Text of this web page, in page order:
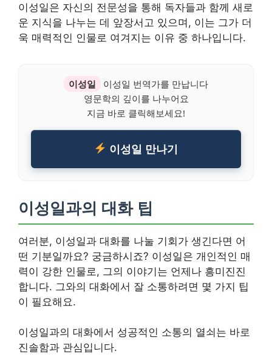
이성일은 자신의 전문성을 통해 독자들과 함께 새로
운 지식을 나누는 데 앞장서고 있으며, 이는 그가 더
욱 매력적인 인물로 여겨지는 이유 중 하나입니다.
이성일
이성일 번역가를 만납니다
영문학의 깊이를 나누어요
지금 바로 클릭해보세요!
이성일 만나기
이성일과의 대화 팁
여러분, 이성일과 대화를 나눌 기회가 생긴다면 어
떤 기분일까요? 궁금하시죠? 이성일은 개인적인 매
력이 강한 인물로, 그의 이야기는 언제나 흥미진진
합니다. 그와의 대화에서 잘 소통하려면 몇 가지 팁
이 필요해요.
이성일과의 대화에서 성공적인 소통의 열쇠는 바로
진솔함과 관심입니다.